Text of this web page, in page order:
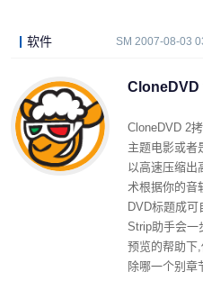
软件 SM 2007-08-03
CloneDVD
CloneDVD 2
主题电影或者
以高速压缩出
术根据你的音
DVD标题成
Strip助手会一
预览的帮助下
除哪一个别章